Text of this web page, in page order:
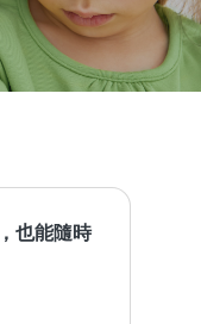
也能隨時